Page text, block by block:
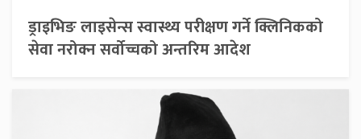
ड्राइभिङ लाइसेन्स स्वास्थ्य परीक्षण गर्ने क्लिनिकको
सेवा नरोक्न सर्वोच्चको अन्तरिम आदेश